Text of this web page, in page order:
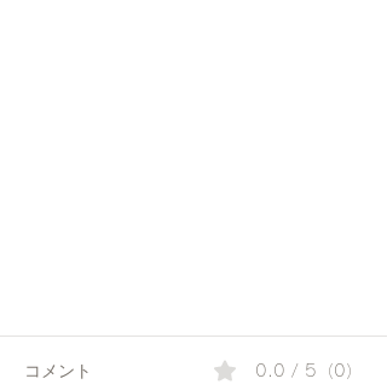
コメント 0.0 / 5（0）